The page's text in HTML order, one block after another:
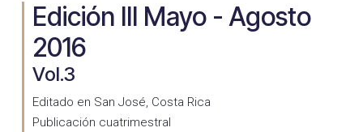
Edición III Mayo - Agosto
2016
Vol.3
Editado en San José, Costa Rica
Publicación cuatrimestral